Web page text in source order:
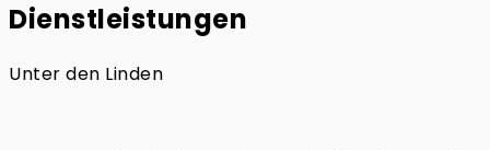
Dienstleistungen
Unter den Linden